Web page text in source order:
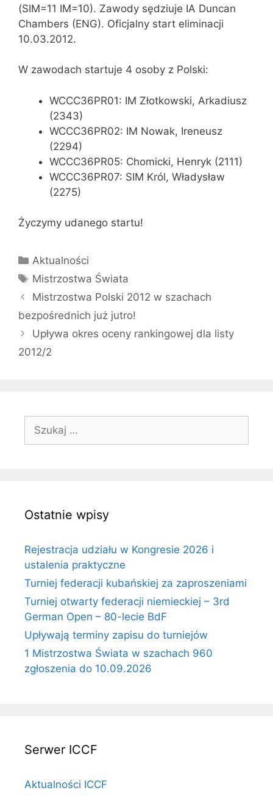
(SIM=11 IM=10). Zawody sędziuje IA Duncan
Chambers (ENG). Oficjalny start eliminacji
10.03.2012.
W zawodach startuje 4 osoby z Polski:
WCCC36PR01: IM Złotkowski, Arkadiusz
(2343)
WCCC36PR02: IM Nowak, Ireneusz
(2294)
WCCC36PR05: Chomicki, Henryk (2111)
WCCC36PR07: SIM Król, Władysław
(2275)
Życzymy udanego startu!
Kategorie
Aktualności
Tagi
Mistrzostwa Świata
Mistrzostwa Polski 2012 w szachach
bezpośrednich już jutro!
Upływa okres oceny rankingowej dla listy
2012/2
Szukaj:
Ostatnie wpisy
Rejestracja udziału w Kongresie 2026 i
ustalenia praktyczne
Turniej federacji kubańskiej za zaproszeniami
Turniej otwarty federacji niemieckiej – 3rd
German Open – 80-lecie BdF
Upływają terminy zapisu do turniejów
1 Mistrzostwa Świata w szachach 960
zgłoszenia do 10.09.2026
Serwer ICCF
Aktualności ICCF